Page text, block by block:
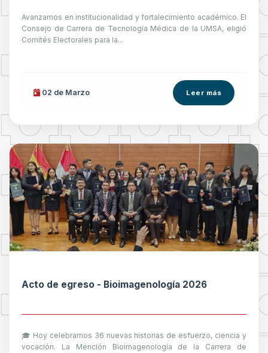
Avanzamos en institucionalidad y fortalecimiento académico. El
Consejo de Carrera de Tecnología Médica de la UMSA, eligió
Comités Electorales para la...
02 de Marzo Leer más
Acto de egreso - Bioimagenología 2026
🎓 Hoy celebramos 36 nuevas historias de esfuerzo, ciencia y
vocación. La Mención Bioimagenología de la Carrera de